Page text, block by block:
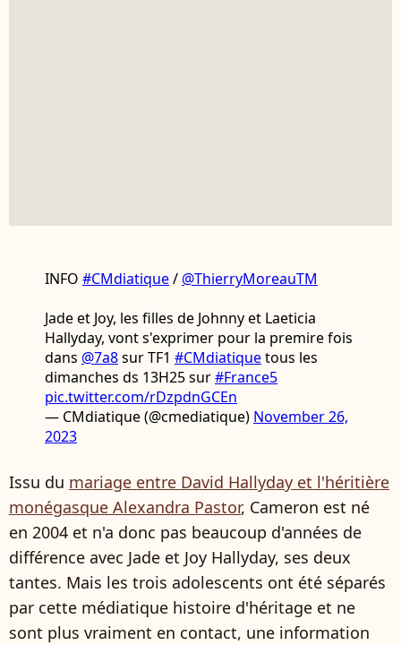
INFO #CMdiatique/ @ThierryMoreauTM
Jade et Joy, les filles de Johnny et Laeticia
Hallyday, vont s'exprimer pour la premire fois
dans @7a8sur TF1 #CMdiatiquetous les
dimanches ds 13H25 sur#France5
pic.twitter.com/rDzpdnGCEn
— CMdiatique (@cmediatique) November 26,
2023
Issu du mariage entre David Hallyday et l'héritière
monégasque Alexandra Pastor, Cameron est né
en 2004 et n'a donc pas beaucoup d'années de
différence avec Jade et Joy Hallyday, ses deux
tantes. Mais les trois adolescents ont été séparés
par cette médiatique histoire d'héritage et ne
sont plus vraiment en contact, une information